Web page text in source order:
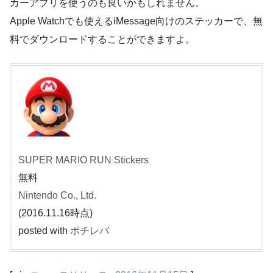
カーアプリを使うのも良いかもしれません。
Apple Watchでも使えるiMessage向けのステッカーで、無
料でダウンロードすることができますよ。
SUPER MARIO RUN Stickers
無料
Nintendo Co., Ltd.
(2016.11.16時点)
posted with ポチレバ